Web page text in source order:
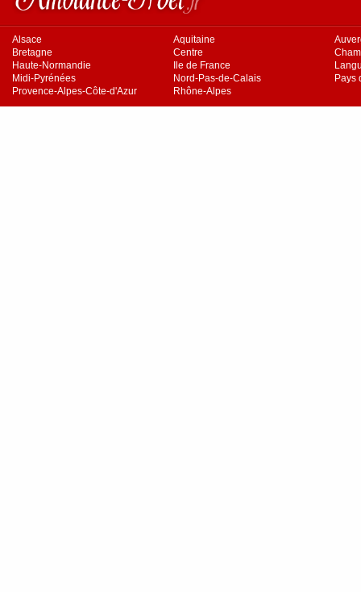
Alsace Aquitaine
Bretagne
Centre
Haute-Normandie
Ile de France
Midi-Pyrénées
Nord-Pas-de-Calais
Pays
Provence-Alpes-Côte-d'Azur
Rhône-Alpes